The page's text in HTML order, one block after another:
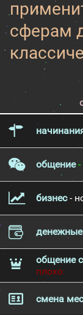
сферам
общение-
бизнес-
общение
плохо
смена